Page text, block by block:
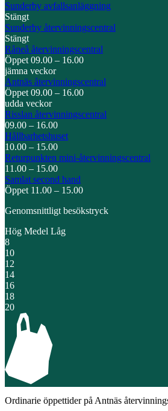
Sunderby avfallsanläggning
Stängt
Sunderby återvinningscentral
Stängt
Råneå återvinnings­central
Öppet 09.00 – 16.00
jämna veckor
Antnäs återvinnings­central
Öppet 09.00 – 16.00
udda veckor
Risslan återvinnings­central
09.00 – 16.00
Hållbarhetshuset
10.00 – 15.00
Returpunkten mini-återvinningscentral
11.00 – 15.00
Samlat second hand
Öppet 11.00 – 15.00
Genomsnittligt besökstryck
Hög Medel Låg
8
10
12
14
16
18
20
Ordinarie öppettider på Antnäs